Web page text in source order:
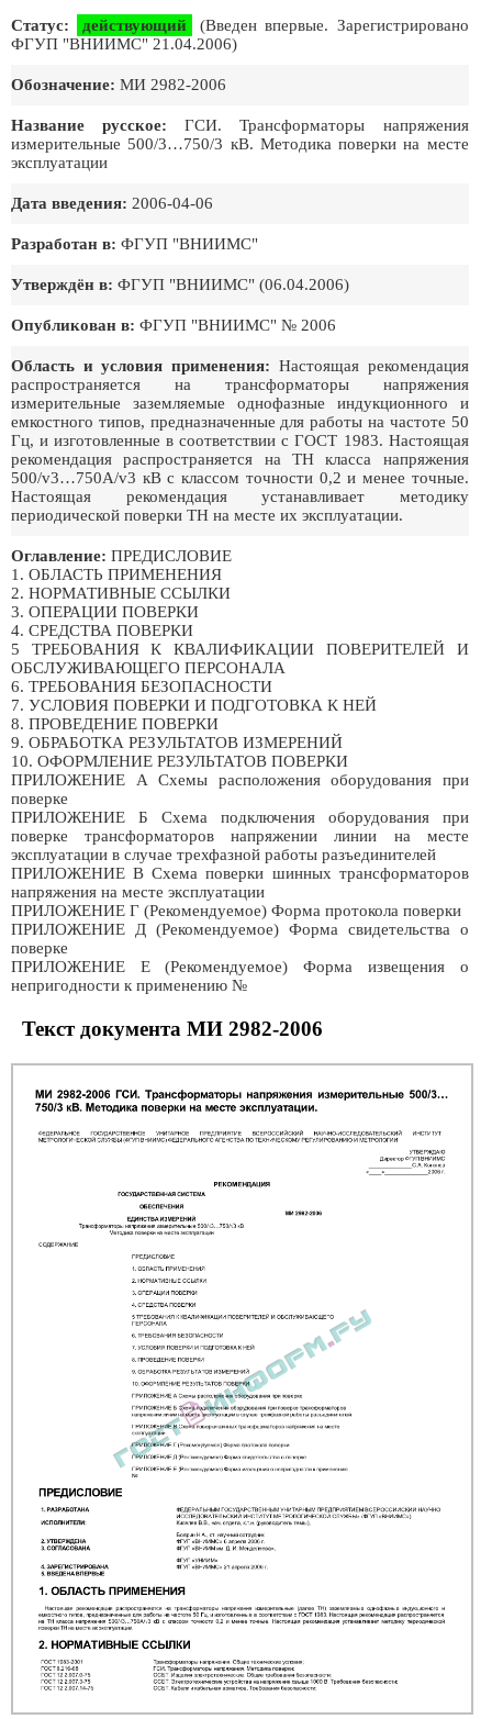
Статус: действующий
(Введен впервые. Зарегистрировано
ФГУП "ВНИИМС" 21.04.2006)
Обозначение: МИ 2982-2006
Название русское: ГСИ. Трансформаторы напряжения
измерительные 500/3…750/3 кВ. Методика поверки на месте
эксплуатации
Дата введения: 2006-04-06
Разработан в: ФГУП "ВНИИМС"
Утверждён в: ФГУП "ВНИИМС" (06.04.2006)
Опубликован в: ФГУП "ВНИИМС" № 2006
Область и условия применения: Настоящая рекомендация
распространяется на трансформаторы напряжения
измерительные заземляемые однофазные индукционного и
емкостного типов, предназначенные для работы на частоте 50
Гц, и изготовленные в соответствии с ГОСТ 1983. Настоящая
рекомендация распространяется на ТН класса напряжения
500/v3…750A/v3 кВ с классом точности 0,2 и менее точные.
Настоящая рекомендация устанавливает методику
периодической поверки ТН на месте их эксплуатации.
Оглавление: ПРЕДИСЛОВИЕ
1. ОБЛАСТЬ ПРИМЕНЕНИЯ
2. НОРМАТИВНЫЕ ССЫЛКИ
3. ОПЕРАЦИИ ПОВЕРКИ
4. СРЕДСТВА ПОВЕРКИ
5 ТРЕБОВАНИЯ К КВАЛИФИКАЦИИ ПОВЕРИТЕЛЕЙ И
ОБСЛУЖИВАЮЩЕГО ПЕРСОНАЛА
6. ТРЕБОВАНИЯ БЕЗОПАСНОСТИ
7. УСЛОВИЯ ПОВЕРКИ И ПОДГОТОВКА К НЕЙ
8. ПРОВЕДЕНИЕ ПОВЕРКИ
9. ОБРАБОТКА РЕЗУЛЬТАТОВ ИЗМЕРЕНИЙ
10. ОФОРМЛЕНИЕ РЕЗУЛЬТАТОВ ПОВЕРКИ
ПРИЛОЖЕНИЕ А Схемы расположения оборудования при
поверке
ПРИЛОЖЕНИЕ Б Схема подключения оборудования при
поверке трансформаторов напряжении линии на месте
эксплуатации в случае трехфазной работы разъединителей
ПРИЛОЖЕНИЕ В Схема поверки шинных трансформаторов
напряжения на месте эксплуатации
ПРИЛОЖЕНИЕ Г (Рекомендуемое) Форма протокола поверки
ПРИЛОЖЕНИЕ Д (Рекомендуемое) Форма свидетельства о
поверке
ПРИЛОЖЕНИЕ Е (Рекомендуемое) Форма извещения о
непригодности к применению №
Текст документа МИ 2982-2006